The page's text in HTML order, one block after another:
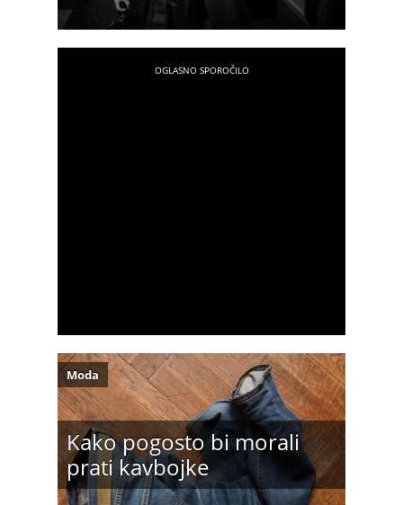
Kako pogosto bi morali
prati kavbojke
Moda